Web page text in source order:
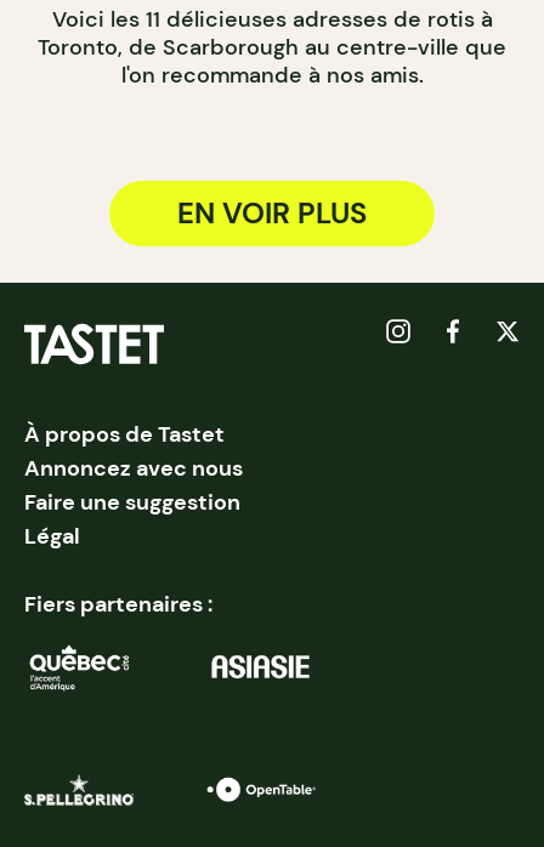
Voici les 11 délicieuses adresses de rotis à
Toronto, de Scarborough au centre-ville que
l'on recommande à nos amis.
EN VOIR PLUS
À propos de Tastet
Annoncez avec nous
Faire une suggestion
Légal
Fiers partenaires :